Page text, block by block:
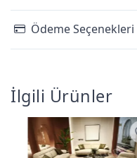
Ödeme Seçenekleri
İlgili Ürünler